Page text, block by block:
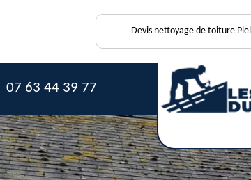
Devis nettoyage de toiture
07 63 44 39 77